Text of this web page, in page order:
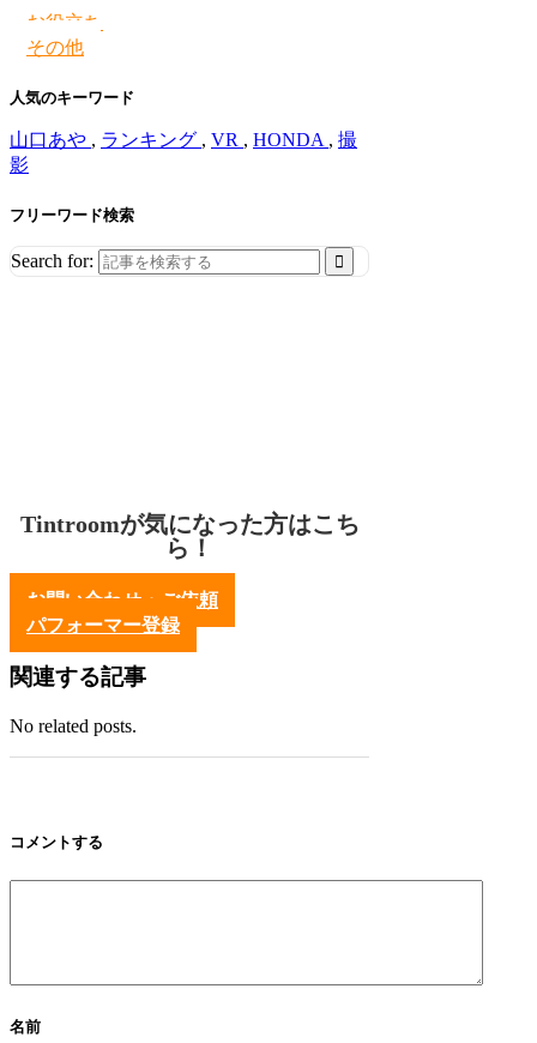
お役立ち
その他
人気のキーワード
山口あや , ランキング , VR , HONDA , 撮
影
フリーワード検索
Search for:
Tintroomが気になった方はこち
ら！
お問い合わせ・ご依頼
パフォーマー登録
関連する記事
No related posts.
コメントする
名前